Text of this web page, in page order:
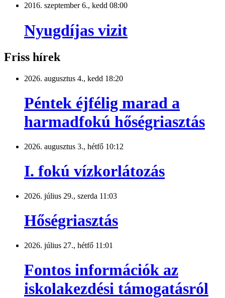
2016. szeptember 6., kedd 08:00
Nyugdíjas vizit
Friss hírek
2026. augusztus 4., kedd 18:20
Péntek éjfélig marad a
harmadfokú hőségriasztás
2026. augusztus 3., hétfő 10:12
I. fokú vízkorlátozás
2026. július 29., szerda 11:03
Hőségriasztás
2026. július 27., hétfő 11:01
Fontos információk az
iskolakezdési támogatásról